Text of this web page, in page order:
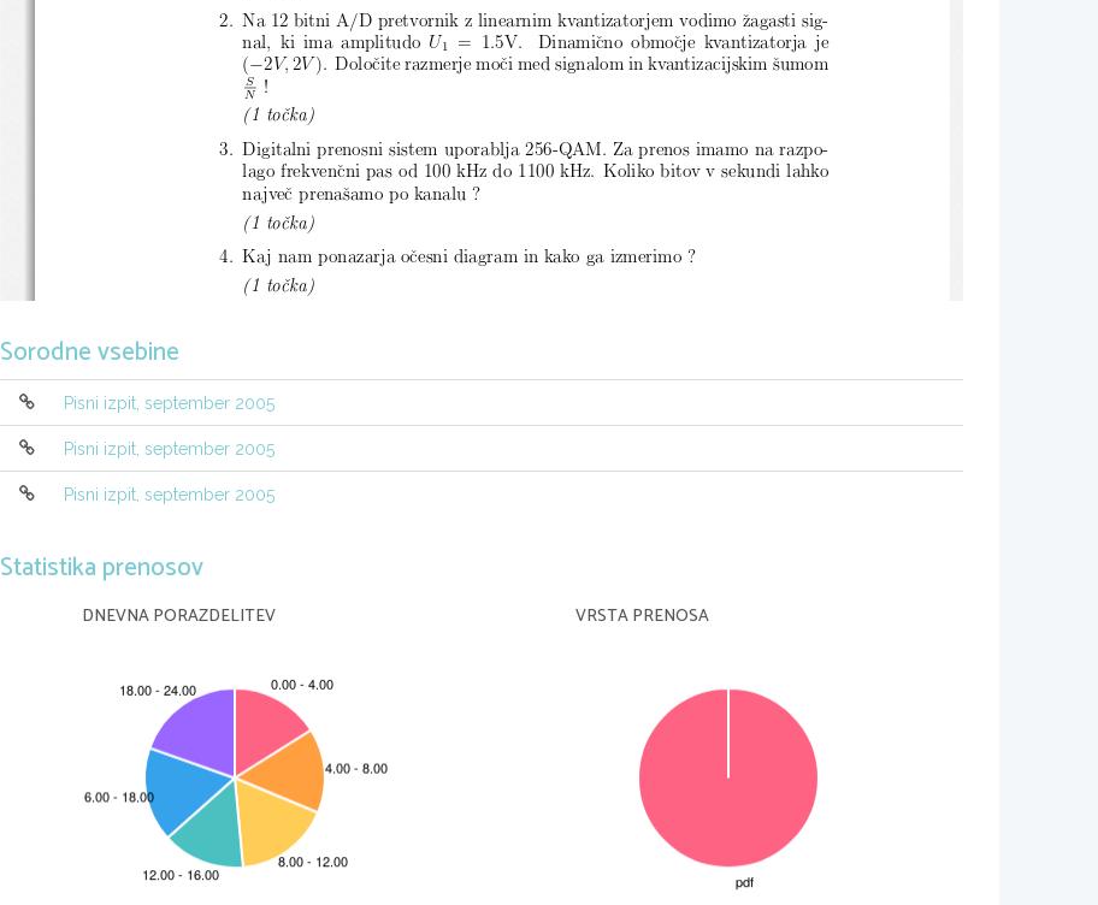
2. Na 12 bitni A/D pretvornik z linearnim kvantizatorjem vodimo ˇzagasti sig-
nal, ki ima amplitudo U1 =1
.5V.  Dinamiˇcno obmoˇcje kvantizatorja je
(−2V, 2V ). Doloˇcite razmerje moˇci med signalom in kvantizacijskim ˇsumom
S
N
!
(1 toˇcka)
3. Digitalni prenosni sistem uporablja 256-QAM. Za prenos imamo na razpo-
lago frekvenˇcni pas od 100 kHz do 1100 kHz. Koliko bitov v sekundi lahko
najveˇc prenaˇsamo po kanalu ?
(1 toˇcka)
4. Kaj nam ponazarja oˇcesni diagram in kako ga izmerimo ?
(1 toˇcka)
6. Mobilni uporabnik se vozi v avtomobilu s hitrostjo 110km/h. Bazna postaja
se nahaja v isti ravnini na razdalji 2500m v odklonu 30 stopinj glede na smer
voˇznje. Zveza je vzpostavljena po kanalu na frekvenci 900MHz. Izraˇcunajte
uˇcinek Dopplerjevega pojava !
(1 toˇcka)
Izraˇcunajte najbolj neugodne razlike direktne in indirektne poti !
(1 toˇcka)
Sorodne vsebine
Pisni izpit, september 2005
Pisni izpit, september 2005
Pisni izpit, september 2005
Statistika prenosov
DNEVNA PORAZDELITEV VRSTA PRENOSA